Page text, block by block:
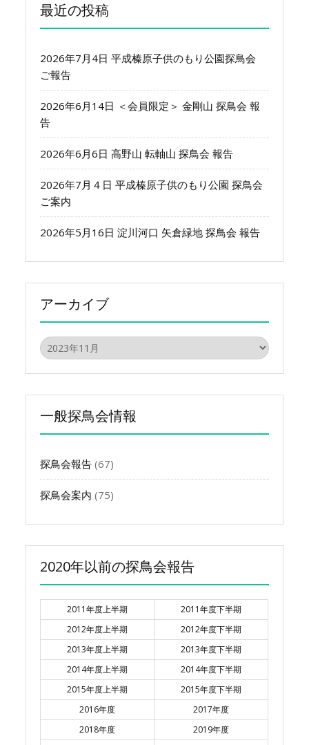
最近の投稿
2026年7月4日 平成榛原子供のもり公園探鳥会
ご報告
2026年6月14日 ＜会員限定＞ 金剛山 探鳥会 報
告
2026年6月6日 高野山 転軸山 探鳥会 報告
2026年7月４日 平成榛原子供のもり公園 探鳥会
ご案内
2026年5月16日 淀川河口 矢倉緑地 探鳥会 報告
アーカイブ
ア
ー
カ
イ
一般探鳥会情報
探鳥会報告 (67)
探鳥会案内 (75)
2020年以前の探鳥会報告
2011年度上半期
2011年度下半期
2012年度上半期
2012年度下半期
2013年度上半期
2013年度下半期
2014年度上半期
2014年度下半期
2015年度上半期
2015年度下半期
2016年度
2017年度
2018年度
2019年度